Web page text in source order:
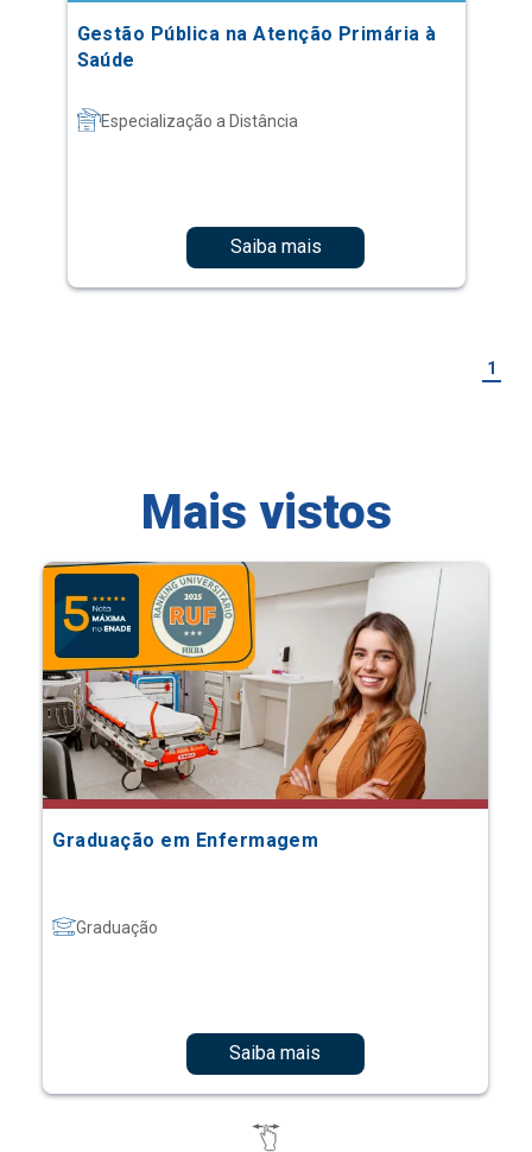
Gestão Pública na Atenção Primária à
Saúde
Especialização a Distância
Saiba mais
1
Mais vistos
Graduação em Enfermagem
Graduação
Saiba mais